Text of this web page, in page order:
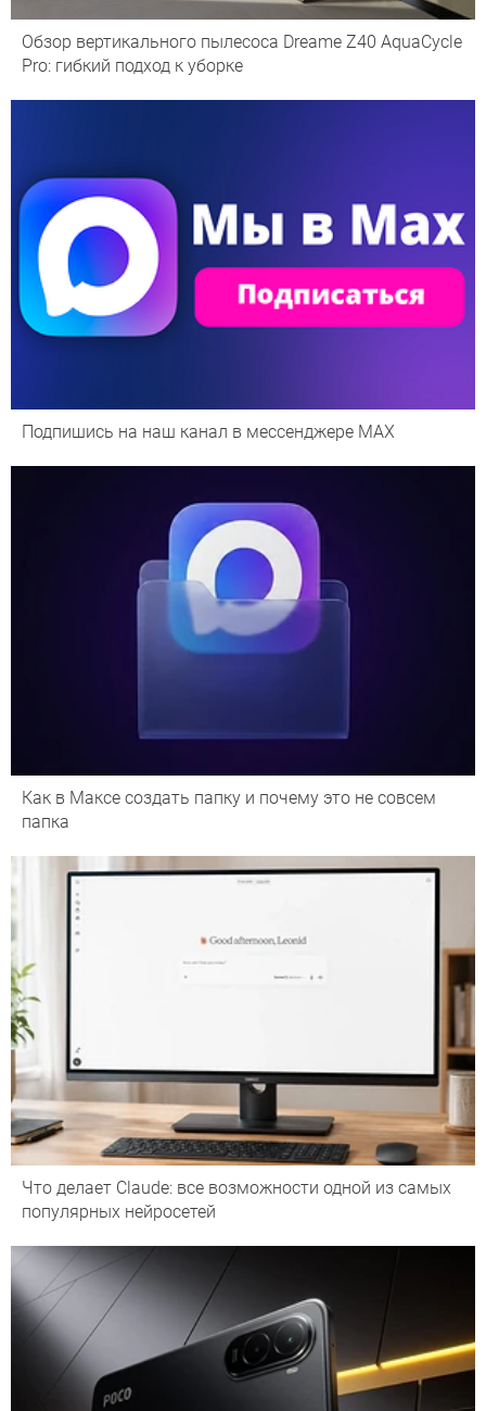
Обзор вертикального пылесоса Dreame Z40 AquaCycle
Pro: гибкий подход к уборке
Подпишись на наш канал в мессенджере МАХ
Как в Максе создать папку и почему это не совсем
папка
Что делает Сlaude: все возможности одной из самых
популярных нейросетей